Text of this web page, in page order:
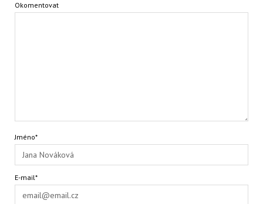
Okomentovat
Jméno*
E-mail*